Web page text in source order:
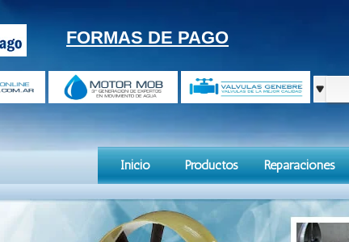
FORMAS DE PAGO
Inicio Productos Reparaciones